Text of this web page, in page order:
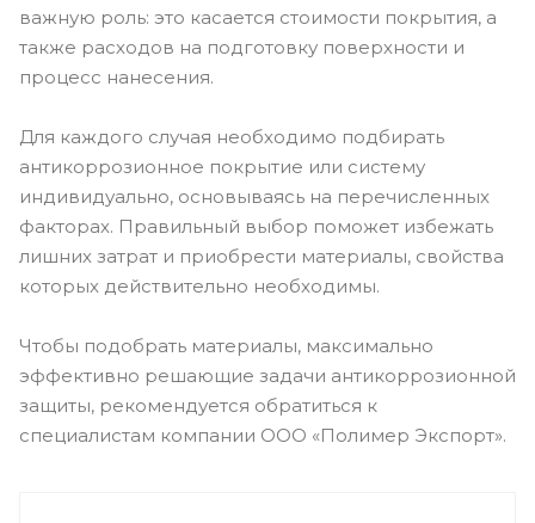
важную роль: это касается стоимости покрытия, а
также расходов на подготовку поверхности и
процесс нанесения.
Для каждого случая необходимо подбирать
антикоррозионное покрытие или систему
индивидуально, основываясь на перечисленных
факторах. Правильный выбор поможет избежать
лишних затрат и приобрести материалы, свойства
которых действительно необходимы.
Чтобы подобрать материалы, максимально
эффективно решающие задачи антикоррозионной
защиты, рекомендуется обратиться к
специалистам компании ООО «Полимер Экспорт».